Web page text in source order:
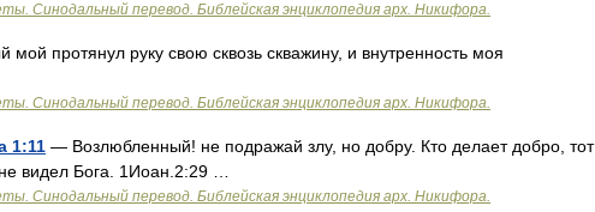
Синодальный перевод. Библейская энциклопедия арх. Никифора.
протянул руку свою сквозь скважину, и внутренность моя
Синодальный перевод. Библейская энциклопедия арх. Никифора.
1:11 — Возлюбленный! не подражай злу, но добру. Кто делает добро, тот
видел Бога. 1Иоан.2:29 …
Синодальный перевод. Библейская энциклопедия арх. Никифора.